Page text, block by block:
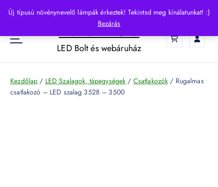
Új típusú növénynevelő lámpák érkeztek! Tekintsd meg kínálatunkat! :)
Bezárás
p
o
HelloLED.hu
LED Bolt és webáruház
Kezdőlap / LED Szalagok, tápegységek / Csatlakozók / Rugalmas
csatlakozó – LED szalag 3528 – 3500